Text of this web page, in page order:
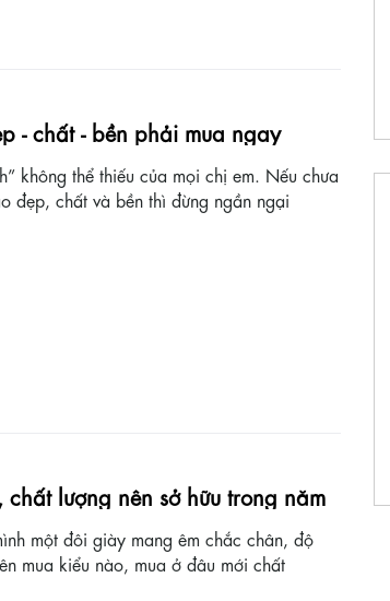
- chất - bền phải mua ngay
không thể thiếu của mọi chị em. Nếu chưa
đẹp, chất và bền thì đừng ngần ngại
lượng nên sở hữu trong năm
một đôi giày mang êm chắc chân, độ
mua kiểu nào, mua ở đâu mới chất